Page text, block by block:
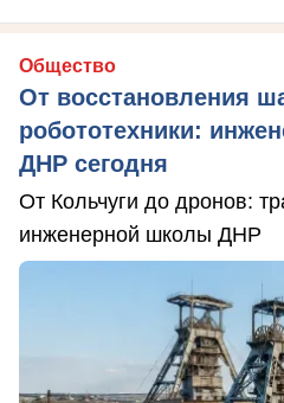
Общество
От восстановления
робототехники:
ДНР сегодня
От Кольчуги до дронов:
инженерной школы ДНР